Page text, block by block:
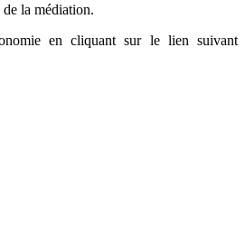
de la médiation.
en cliquant sur le lien suivant